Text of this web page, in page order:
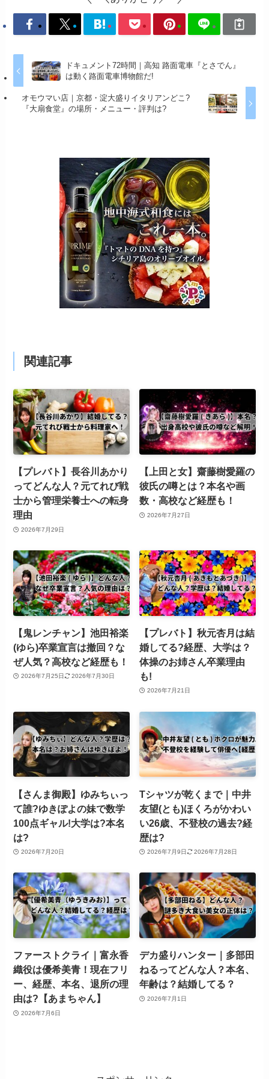
ドキュメント72時間｜高知 路面電車『とさでん』
は動く路面電車博物館だ!
オモウマい店｜京都・淀大盛りイタリアンどこ?
『大扇食堂』の場所・メニュー・評判は?
関連記事
【プレバト】長谷川あかり
ってどんな人？元てれび戦
士から管理栄養士への転身
理由
2026年7月29日
【上田と女】齋藤樹愛羅の
彼氏の噂とは？本名や画
数・高校など経歴も！
2026年7月27日
【鬼レンチャン】池田裕楽
(ゆら)卒業宣言は撤回？な
ぜ人気？高校など経歴も！
2026年7月25日 2026年7月30日
【プレバト】秋元杏月は結
婚してる?経歴、大学は？
体操のお姉さん卒業理由
も!
2026年7月21日
【さんま御殿】ゆみちぃっ
て誰?ゆきぽよの妹で数学
100点ギャル!大学は?本名
は?
2026年7月20日
Tシャツが乾くまで｜中井
友望(とも)ほくろがかわい
い26歳、不登校の過去?経
歴は?
2026年7月9日 2026年7月28日
ファーストクライ｜富永香
織役は優希美青！現在フリ
ー、経歴、本名、退所の理
由は?【あまちゃん】
2026年7月6日
デカ盛りハンター｜多部田
ねるってどんな人？本名、
年齢は？結婚してる？
2026年7月1日